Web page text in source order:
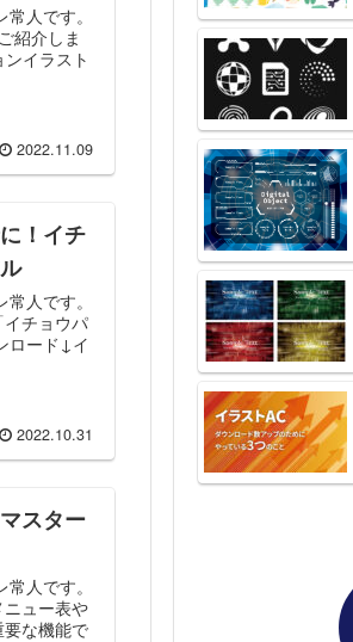
人です。
紹介しま
イラスト
2022.11.09
！イチ
人です。
チョウパ
ロード↓イ
2022.10.31
スター
人です。
ュー表や
な機能で